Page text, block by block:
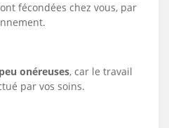
fécondées chez vous, par
peu onéreuses, car le travail
par vos soins.